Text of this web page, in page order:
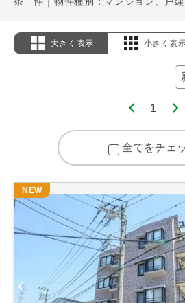
大きく表示 小さく表
1
全てをチェ
NEW